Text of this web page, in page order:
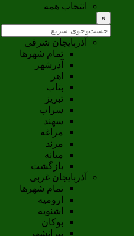
انتخاب همه
×
آذربایجان شرقی
تمام شهر‌ها
آذرشهر
اهر
بناب
تبريز
سراب
سهند
مراغه
مرند
ميانه
بازگشت
آذربایجان غربی
تمام شهر‌ها
اروميه
اشنويه
بوکان
پيرانشهر